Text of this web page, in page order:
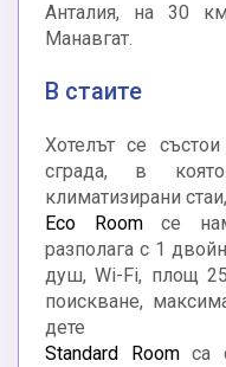
Анталия, на 30
Манавгат.
В стаите
Хотелът се
сграда, в
климатизирани
Eco Roomсе
разполага с 1
душ, Wi-Fi, площ
поискване,
дете
Standard Roomса